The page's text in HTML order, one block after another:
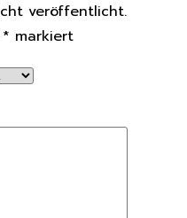
veröffentlicht.
* markiert